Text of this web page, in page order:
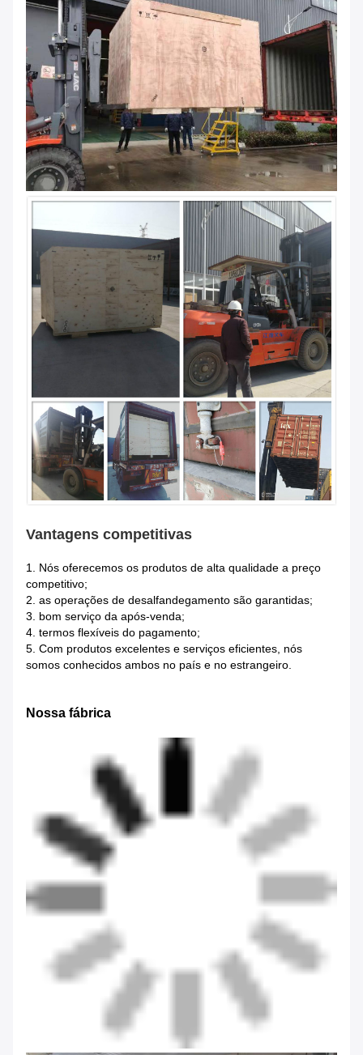
Vantagens competitivas
1. Nós oferecemos os produtos de alta qualidade a preço
competitivo;
2. as operações de desalfandegamento são garantidas;
3. bom serviço da após-venda;
4. termos flexíveis do pagamento;
5. Com produtos excelentes e serviços eficientes, nós
somos conhecidos ambos no país e no estrangeiro.
Nossa fábrica